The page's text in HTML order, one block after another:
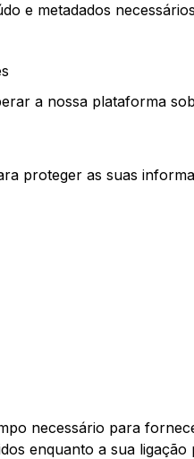
e metadados
a nossa plataforma
proteger as suas
necessário para
enquanto a sua